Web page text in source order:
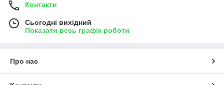
Контакти
Сьогодні вихідний
Показати весь графік роботи
Про нас